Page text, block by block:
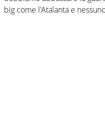
big come l’Atalanta e